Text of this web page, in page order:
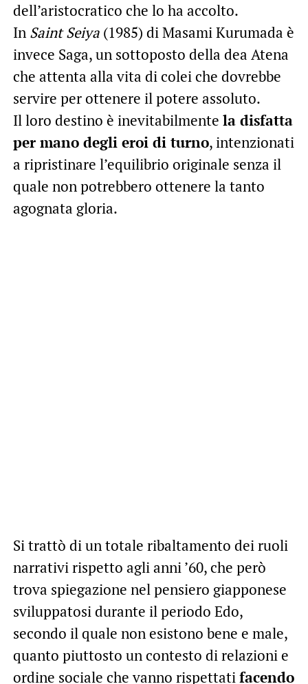
dell’aristocratico che lo ha accolto.
In Saint Seiya(1985) di Masami Kurumada è
invece Saga, un sottoposto della dea Atena
che attenta alla vita di colei che dovrebbe
servire per ottenere il potere assoluto.
Il loro destino è inevitabilmente la disfatta
per mano degli eroi di turno, intenzionati
a ripristinare l’equilibrio originale senza il
quale non potrebbero ottenere la tanto
agognata gloria.
Si trattò di un totale ribaltamento dei ruoli
narrativi rispetto agli anni ’60, che però
trova spiegazione nel pensiero giapponese
sviluppatosi durante il periodo Edo,
secondo il quale non esistono bene e male,
quanto piuttosto un contesto di relazioni e
ordine sociale che vanno rispettatifacendo